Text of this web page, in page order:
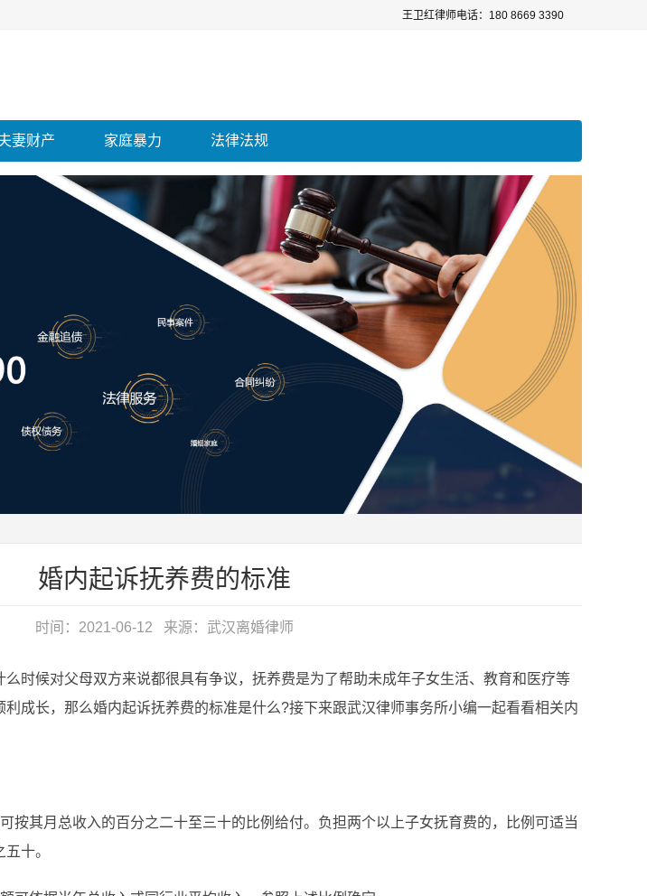
王卫红律师电话：180 8669 3390
妻财产 家庭暴力 法律法规
婚内起诉抚养费的标准
时间：2021-06-12 来源： 武汉离婚律师
候对父母双方来说都很具有争议，抚养费是为了帮助未成年子女生活、教育和医疗等
成长，那么婚内起诉抚养费的标准是什么?接下来跟武汉律师事务所小编一起看看相关内
其月总收入的百分之二十至三十的比例给付。负担两个以上子女抚育费的，比例可适当
十。